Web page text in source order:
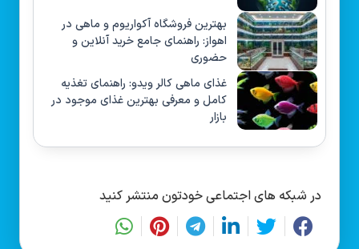
بهترین فروشگاه آکواریوم و ماهی در
اهواز: راهنمای جامع خرید آنلاین و
حضوری
غذای ماهی کالر ویدو: راهنمای تغذیه
کامل و معرفی بهترین غذای موجود در
بازار
در شبکه های اجتماعی خودتون منتشر کنید